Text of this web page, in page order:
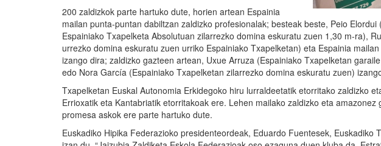
200 zaldizkok parte hartuko dute, horien artean Espainia
mailan punta-puntan dabiltzan zaldizko profesionalak; besteak beste, Peio
Espainiako Txapelketa Absolutuan zilarrezko domina eskuratu zuen 1,30 m-ra),
urrezko domina eskuratu zuen urriko Espainiako Txapelketan) eta Espainia
izango dira; zaldizko gazteen artean, Uxue Arruza (Espainiako Txapelketan
edo Nora García (Espainiako Txapelketan zilarrezko domina eskuratu zuen)
Txapelketan Euskal Autonomia Erkidegoko hiru lurraldeetatik etorritako zaldizko
Errioxatik eta Kantabriatik etorritakoak ere. Lehen mailako zaldizko eta
promesa askok ere parte hartuko dute.
Euskadiko Hipika Federazioko presidenteordeak, Eduardo Fuentesek,